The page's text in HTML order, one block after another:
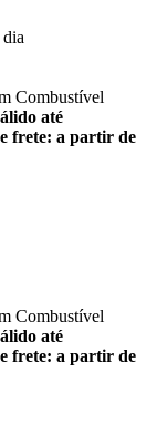
Combustível
até
frete: a partir de
Combustível
até
frete: a partir de